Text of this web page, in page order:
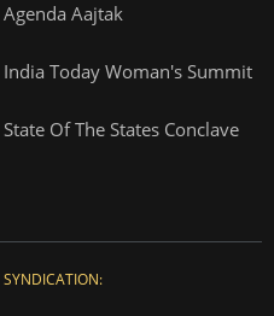
Agenda Aajtak
India Today Woman's Summit
State Of The States Conclave
SYNDICATION: